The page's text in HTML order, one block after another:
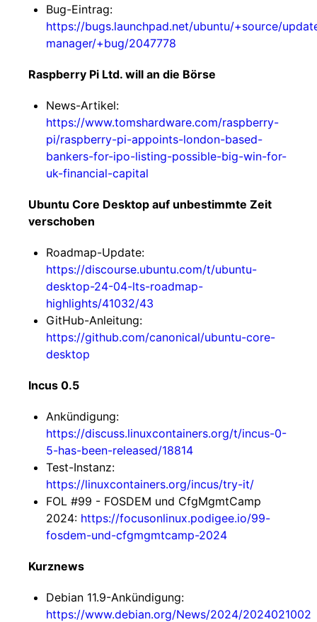
Bug-Eintrag:
https://bugs.launchpad.net/ubuntu/+source/
manager/+bug/2047778
Raspberry Pi Ltd. will an die Börse
News-Artikel:
https://www.tomshardware.com/raspberry-
pi/raspberry-pi-appoints-london-based-
bankers-for-ipo-listing-possible-big-win-for-
uk-financial-capital
Ubuntu Core Desktop auf unbestimmte Zeit
verschoben
Roadmap-Update:
https://discourse.ubuntu.com/t/ubuntu-
desktop-24-04-lts-roadmap-
highlights/41032/43
GitHub-Anleitung:
https://github.com/canonical/ubuntu-core-
desktop
Incus 0.5
Ankündigung:
https://discuss.linuxcontainers.org/t/incus-0-
5-has-been-released/18814
Test-Instanz:
https://linuxcontainers.org/incus/try-it/
FOL #99 - FOSDEM und CfgMgmtCamp
2024: https://focusonlinux.podigee.io/99-
fosdem-und-cfgmgmtcamp-2024
Kurznews
Debian 11.9-Ankündigung:
https://www.debian.org/News/2024/2024021002